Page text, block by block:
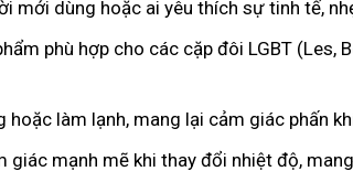
mới dùng hoặc ai yêu thích sự tinh tế,
phù hợp cho các cặp đôi LGBT (Les,
làm lạnh, mang lại cảm giác phấn
giác mạnh mẽ khi thay đổi nhiệt độ,